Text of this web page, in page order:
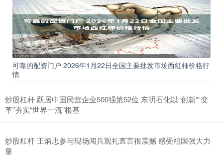
可靠的配资门户 2026年1月22日全国主要批发市场西红柿价格行
情
炒股杠杆 跃居中国民营企业500强第52位 东明石化以“创新”“变
革”夯实“世界一流”根基
炒股杠杆 王炳忠参与现场阅兵观礼直言很震撼 感受祖国强大力
量